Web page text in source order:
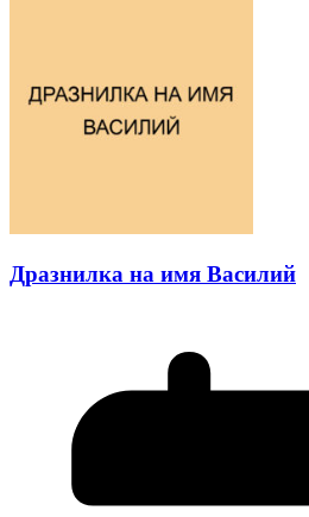
Дразнилка на имя Василий